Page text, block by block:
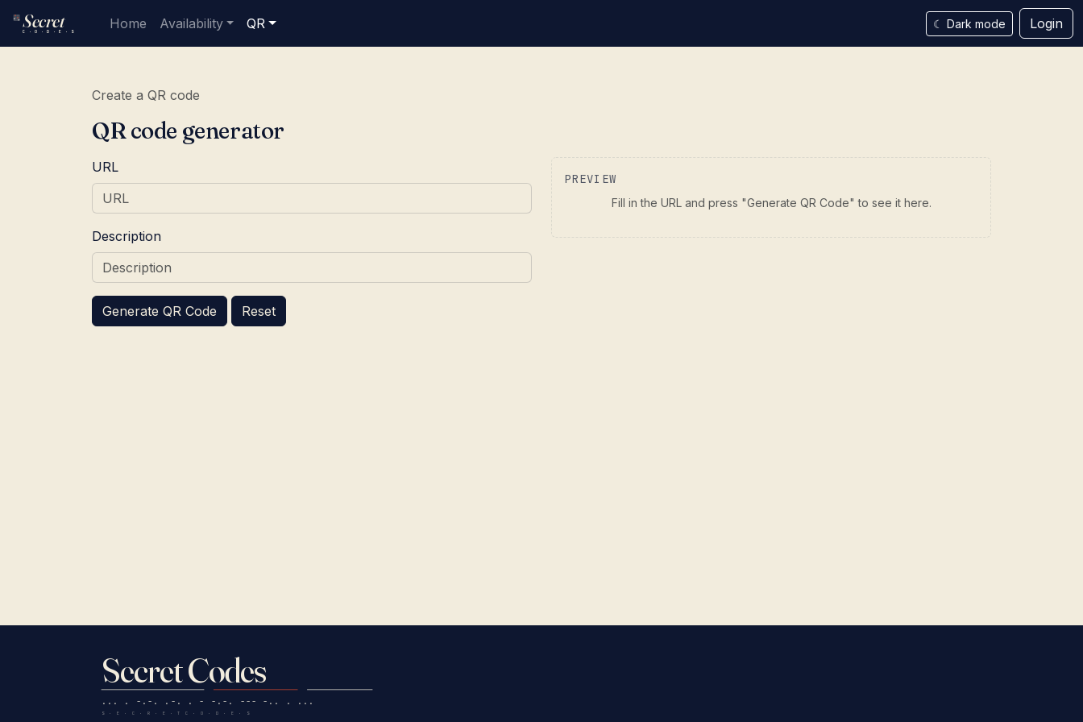
Secret
C · O · D · E · S
Home Availability QR ☾ Dark mode Login
Create a QR code
QR code generator
URL
Description
Generate QR Code Reset
PREVIEW
Fill in the URL and press "Generate QR Code" to see it here.
Secret Codes
... . -.-. .-. . - -.-. --- -.. . ...
S · E · C · R · E · T C · O · D · E · S